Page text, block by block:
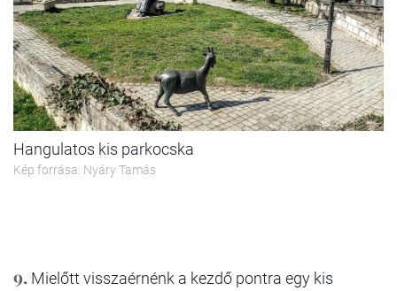
Hangulatos kis parkocska
Kép forrása: Nyáry Tamás
9. Mielőtt visszaérnénk a kezdő pontra egy kis